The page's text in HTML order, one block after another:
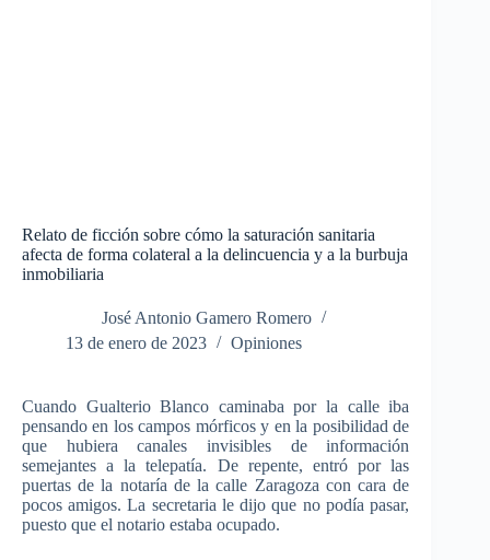
Relato de ficción sobre cómo la saturación sanitaria
afecta de forma colateral a la delincuencia y a la burbuja
inmobiliaria
José Antonio Gamero Romero
13 de enero de 2023
Opiniones
Cuando Gualterio Blanco caminaba por la calle iba
pensando en los campos mórficos y en la posibilidad de
que hubiera canales invisibles de información
semejantes a la telepatía. De repente, entró por las
puertas de la notaría de la calle Zaragoza con cara de
pocos amigos. La secretaria le dijo que no podía pasar,
puesto que el notario estaba ocupado.